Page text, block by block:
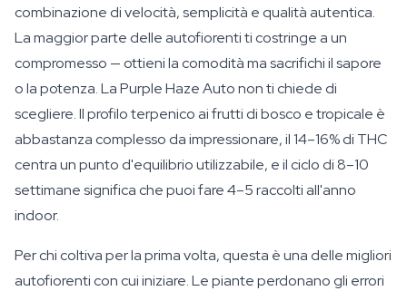
combinazione di velocità, semplicità e qualità autentica.
La maggior parte delle autofiorenti ti costringe a un
compromesso — ottieni la comodità ma sacrifichi il sapore
o la potenza. La Purple Haze Auto non ti chiede di
scegliere. Il profilo terpenico ai frutti di bosco e tropicale è
abbastanza complesso da impressionare, il 14–16% di THC
centra un punto d'equilibrio utilizzabile, e il ciclo di 8–10
settimane significa che puoi fare 4–5 raccolti all'anno
indoor.
Per chi coltiva per la prima volta, questa è una delle migliori
autofiorenti con cui iniziare. Le piante perdonano gli errori